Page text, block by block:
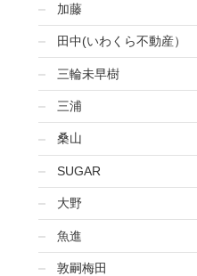
加藤
田中(いわくら不動産）
三輪未早樹
三浦
桑山
SUGAR
大野
魚進
敦嗣梅田